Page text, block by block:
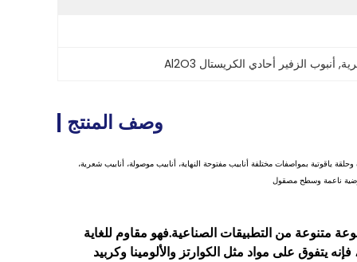
, أنبوب الزفير أحادي الكريستال Al2O3
وصف المنتج
ياقوتية بمواصفات مختلفة أنابيب مفتوحة النهاية، أنابيب موصولة، أنابيب شعرية،
أرضية ناعمة وسطح مصقول
متنوعة من التطبيقات الصناعية.فهو مقاوم للغاية
يتفوق على مواد مثل الكوارتز والألومينا وكربيد